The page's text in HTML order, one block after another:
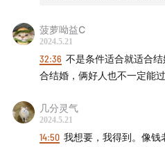
际关系？
怎样更好地与领导沟通相处？
要怎么做才能多肯定坚定自
｜时间线｜
第一部分：学业发展
菠萝呦益C
2024.5.21
32:36 不是条件适合就适合
合结婚，俩好人也不一定能过
几分灵气
2024.5.21
14:50 我想要，我得到。像钱